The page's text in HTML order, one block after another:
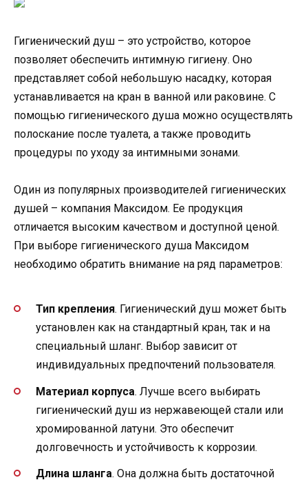
Гигиенический душ – это устройство, которое
позволяет обеспечить интимную гигиену. Оно
представляет собой небольшую насадку, которая
устанавливается на кран в ванной или раковине. С
помощью гигиенического душа можно осуществлять
полоскание после туалета, а также проводить
процедуры по уходу за интимными зонами.
Один из популярных производителей гигиенических
душей – компания Максидом. Ее продукция
отличается высоким качеством и доступной ценой.
При выборе гигиенического душа Максидом
необходимо обратить внимание на ряд параметров:
Тип крепления. Гигиенический душ может быть
установлен как на стандартный кран, так и на
специальный шланг. Выбор зависит от
индивидуальных предпочтений пользователя.
Материал корпуса. Лучше всего выбирать
гигиенический душ из нержавеющей стали или
хромированной латуни. Это обеспечит
долговечность и устойчивость к коррозии.
Длина шланга. Она должна быть достаточной